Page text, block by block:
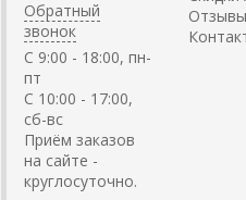
Обратный
звонок
C 9:00 - 18:00, пн-
пт
С 10:00 - 17:00,
сб-вс
Приём заказов
на сайте -
круглосуточно.
Отзывы